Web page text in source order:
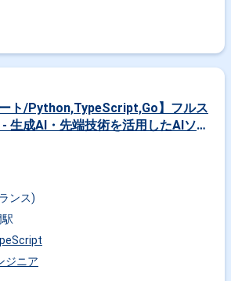
ート/Python,TypeScript,Go】フルス
生成AI・先端技術を活用したAIソリ
ロダクト開発
ンス)
駅
ジニア